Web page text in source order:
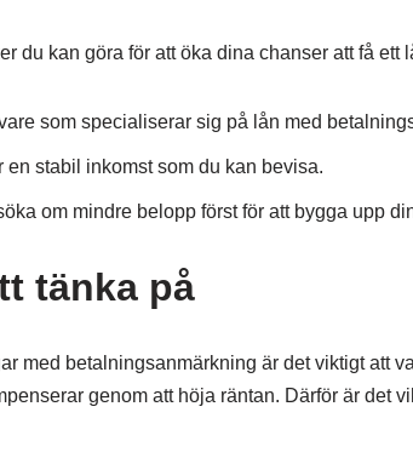
du kan göra för att öka dina chanser att få ett
som specialiserar sig på lån med
en stabil inkomst som du kan bevisa.
om mindre belopp först för att bygga upp
tänka på
med betalningsanmärkning är det viktigt att
genom att höja räntan. Därför är det